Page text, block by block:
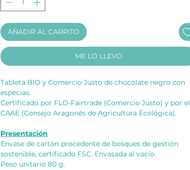
AÑADIR AL CARRITO
ME LO LLEVO
Tableta BIO y Comercio Justo de chocolate negro con
especias.
Certificado por FLO-Fairtrade (Comercio Justo) y por el
CAAE (Consejo Aragonés de Agricultura Ecológica).
Presentación
Envase de cartón procedente de bosques de gestión
sostenible, certificado FSC. Envasada al vacío.
Peso unitario 80 g.